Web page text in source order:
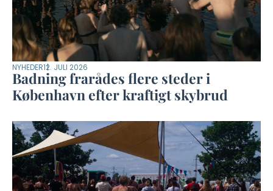
NYHEDER12. JULI 2026
Badning frarådes flere steder i
København efter kraftigt skybrud